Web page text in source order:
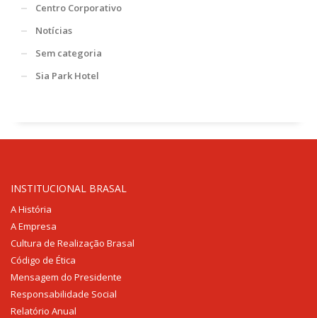
Centro Corporativo
Notícias
Sem categoria
Sia Park Hotel
INSTITUCIONAL BRASAL
A História
A Empresa
Cultura de Realização Brasal
Código de Ética
Mensagem do Presidente
Responsabilidade Social
Relatório Anual